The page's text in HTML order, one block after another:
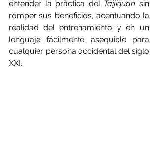
entender la práctica del Taijiquan sin
romper sus beneficios, acentuando la
realidad del entrenamiento y en un
lenguaje fácilmente asequible para
cualquier persona occidental del siglo
XXI.